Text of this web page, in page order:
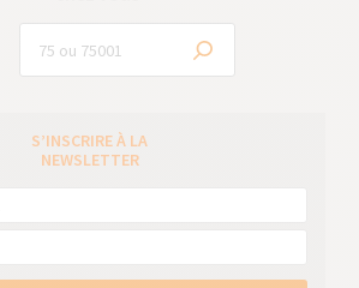
S’INSCRIRE À LA
NEWSLETTER